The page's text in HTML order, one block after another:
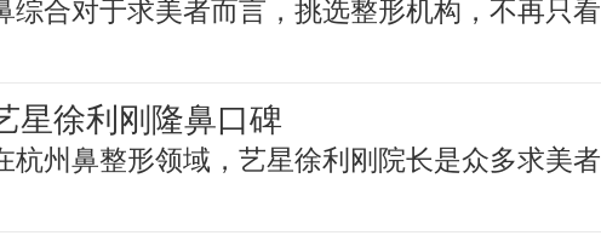
综合对于求美者而言，挑选整形机构，不再只看
星徐利刚隆鼻口碑
杭州鼻整形领域，艺星徐利刚院长是众多求美者